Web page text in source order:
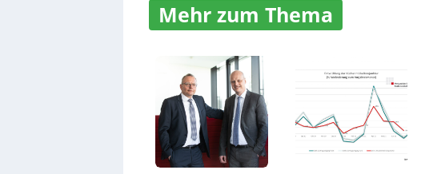
Mehr zum Thema